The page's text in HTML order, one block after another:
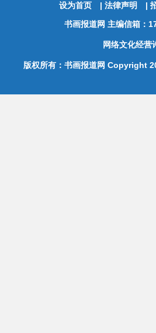
设为首页 | 法律声明 |
书画报道网 主编信箱：
网络文化经营
版权所有：书画报道网 Copyright